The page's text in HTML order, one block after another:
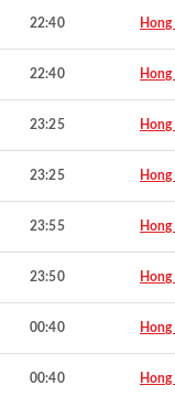
22:40
22:40
23:25
23:25
23:55
23:50
00:40
00:40